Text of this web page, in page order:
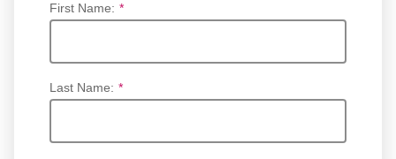
*
First Name:
*
Last Name: